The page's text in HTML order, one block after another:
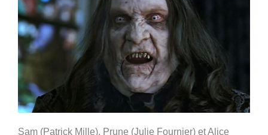
Sam (Patrick Mille), Prune (Julie Fournier) et Alice